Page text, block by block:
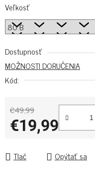
Veľkosť
Dostupnosť
MOŽNOSTI DORUČENIA
Kód:
€49,99
€19,99
Tlač Opýtať sa